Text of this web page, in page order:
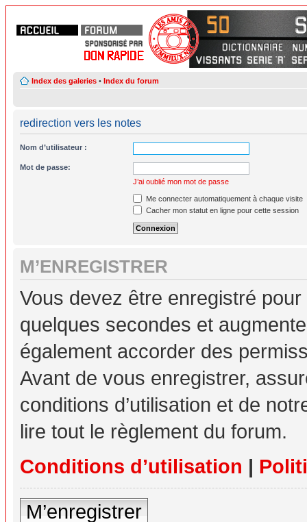
Index des galeries • Index du forum
redirection vers les notes
Nom d’utilisateur :
Mot de passe:
J’ai oublié mon mot de passe
Me connecter automatiquement à chaque visite
Cacher mon statut en ligne pour cette session
M’ENREGISTRER
Vous devez être enregistré
quelques secondes et
également accorder des
Avant de vous enregistrer,
conditions d’utilisation et de
lire tout le règlement du forum.
Conditions d’utilisation |
M’enregistrer